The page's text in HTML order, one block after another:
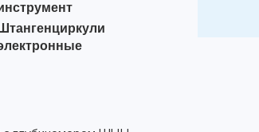
Штангенциркули